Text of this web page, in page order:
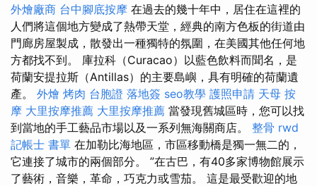
外燴廠商 台中腳底按摩 在過去的幾十年中，居住在這裡的
人們將這個地方變成了熱帶天堂，經典的南方色板的街道由
門廊房屋製成，散發出一種獨特的氛圍，在美國其他任何地
方都找不到。 庫拉科（Curacao）以藍色飲料而聞名，是
荷蘭安提拉斯（Antillas）的主要島嶼，具有明確的荷蘭遺
產。 外燴 烤肉 台胞證 落地簽 seo教學 護照申請 天母 按
摩 大里按摩推薦 大里按摩推薦 當發現舊城區時，您可以找
到當地的手工藝品市場以及一系列無海關商店。 整骨 rwd
記帳士 書單 在加勒比海地區，市區移動橋是獨一無二的，
它連接了城市的兩個部分。 ”在古巴，有40多家博物館展示
了藝術，音樂，革命，巧克力或雪茄。 這是最受歡迎的地